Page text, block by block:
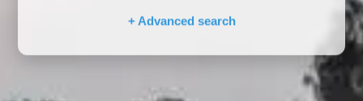
+ Advanced search